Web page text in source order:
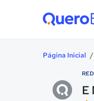
Página Inicial /
E